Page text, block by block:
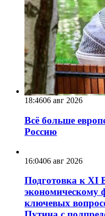
18:4606 авг 2026
Всё больше
Россию
16:0406 авг 2026
Подготовка к XI
экономическому
ключевых